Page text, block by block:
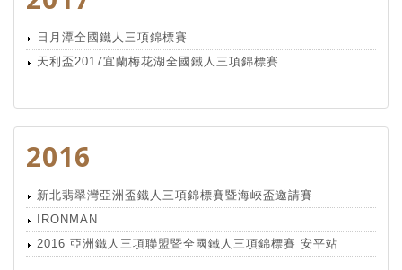
日月潭全國鐵人三項錦標賽
天利盃2017宜蘭梅花湖全國鐵人三項錦標賽
2016
新北翡翠灣亞洲盃鐵人三項錦標賽暨海峽盃邀請賽
IRONMAN
2016 亞洲鐵人三項聯盟暨全國鐵人三項錦標賽 安平站